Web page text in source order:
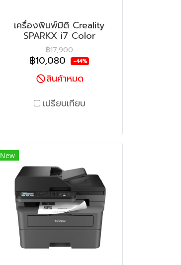
เครื่องพิมพ์มิติ Creality
SPARKX i7 Color
฿17,900
฿10,080 -44%
สินค้าหมด
เปรียบเทียบ
New